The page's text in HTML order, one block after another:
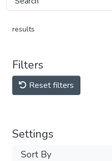
results
Filters
Reset filters
Settings
Sort By